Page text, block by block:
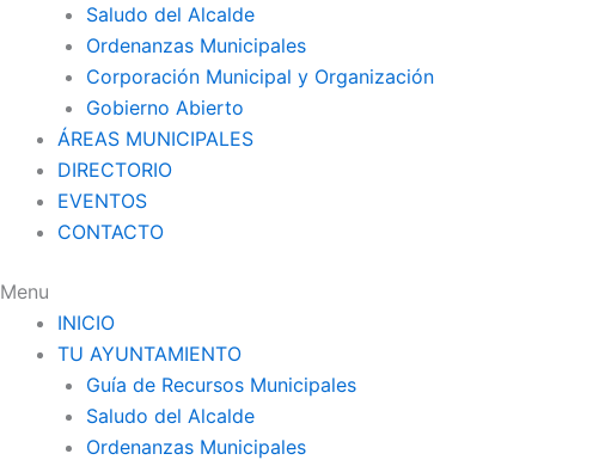
Saludo del Alcalde
Ordenanzas Municipales
Corporación Municipal y Organización
Gobierno Abierto
ÁREAS MUNICIPALES
DIRECTORIO
EVENTOS
CONTACTO
Menu
INICIO
TU AYUNTAMIENTO
Guía de Recursos Municipales
Saludo del Alcalde
Ordenanzas Municipales